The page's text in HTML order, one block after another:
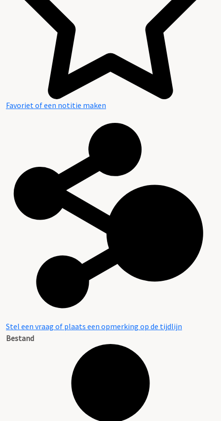
Favoriet of een notitie maken
Stel een vraag of plaats een opmerking op de tijdlijn
Bestand